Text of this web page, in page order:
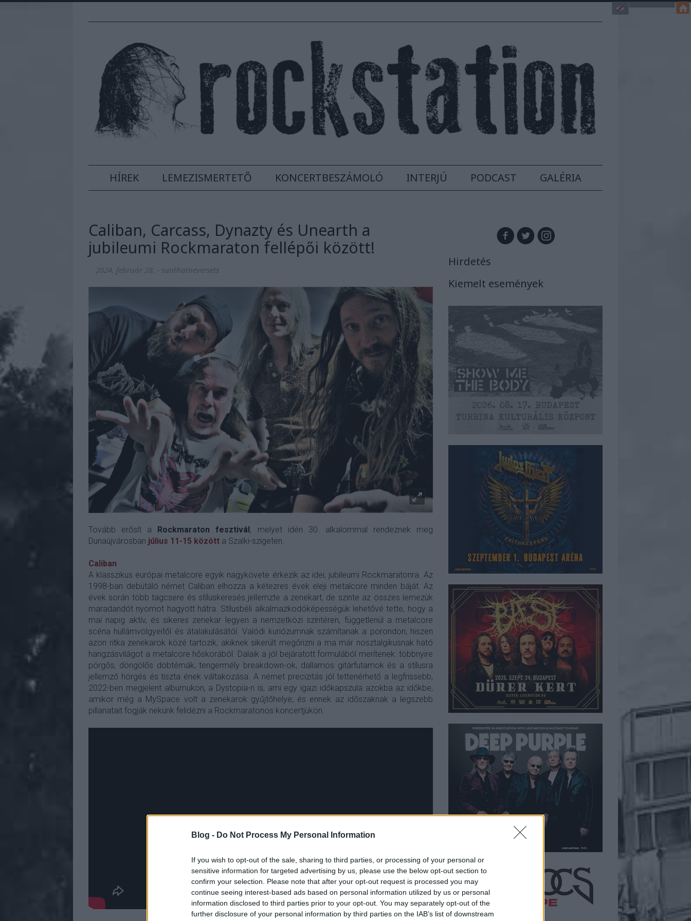
Blog - Do Not Process My Personal Information
If you wish to opt-out of the sale, sharing to third parties, or processing of your personal or
sensitive information for targeted advertising by us, please use the below opt-out section to
confirm your selection. Please note that after your opt-out request is processed you may
continue seeing interest-based ads based on personal information utilized by us or personal
information disclosed to third parties prior to your opt-out. You may separately opt-out of the
further disclosure of your personal information by third parties on the IAB’s list of downstream
HÍREK LEMEZISMERTETŐ KONCERTBESZÁMOLÓ INTERJÚ PODCAST GALÉRIA
Caliban, Carcass, Dynazty és Unearth a
jubileumi Rockmaraton fellépői között!
2024. február 28. - sunthatneversets
Tovább erősít a Rockmaraton fesztivál , melyet idén 30. alkalommal rendeznek meg
Dunaújvárosban július 11-15 között a Szalki-szigeten.
Caliban
A klasszikus európai metalcore egyik nagykövete érkezik az idei, jubileumi Rockmaratonra. Az
1998-ban debütáló német Caliban elhozza a kétezres évek eleji metalcore minden báját. Az
évek során több tagcsere és stíluskeresés jellemzte a zenekart, de szinte az összes lemezük
maradandót nyomot hagyott hátra. Stílusbéli alkalmazkodóképességük lehetővé tette, hogy a
mai napig aktív, és sikeres zenekar legyen a nemzetközi színtéren, függetlenül a metalcore
scéna hullámvölgyeitől és átalakulásától. Valódi kuriózumnak számítanak a porondon, hiszen
azon ritka zenekarok közé tartozik, akiknek sikerült megőrizni a ma már nosztalgikusnak ható
hangzásvilágot a metalcore hőskorából. Dalaik a jól bejáratott formulából merítenek: többnyire
pörgős, döngölős dobtémák, tengermély breakdown-ok, dallamos gitárfutamok és a stílusra
jellemző hörgés és tiszta ének váltakozása. A német precizitás jól tettenérhető a legfrissebb,
2022-ben megjelent albumukon, a Dystopia-n is, ami egy igazi időkapszula azokba az időkbe,
amikor még a MySpace volt a zenekarok gyűjtőhelye, és ennek az időszaknak a legszebb
pillanatait fogják nekünk felidézni a Rockmaratonos koncertjükön.
Hirdetés
Kiemelt események